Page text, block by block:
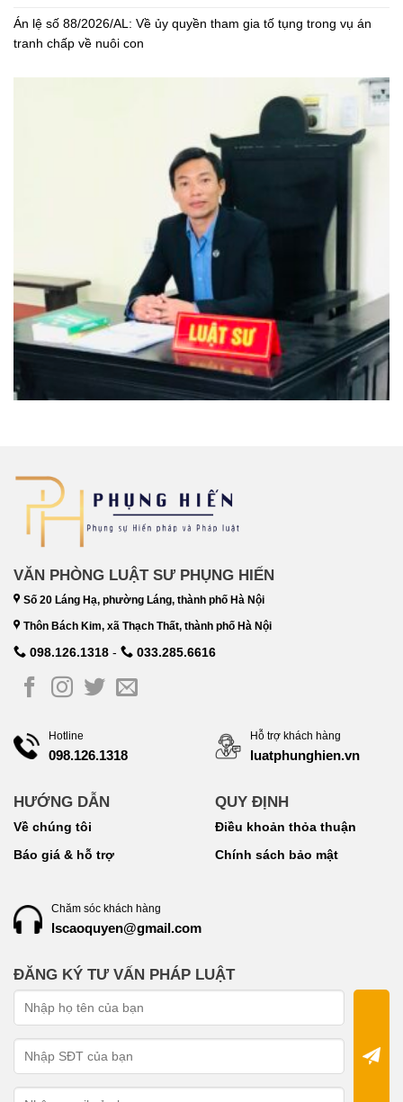
Án lệ số 88/2026/AL: Về ủy quyền tham gia tố tụng trong vụ án
tranh chấp về nuôi con
VĂN PHÒNG LUẬT SƯ PHỤNG HIẾN
Số 20 Láng Hạ, phường Láng, thành phố Hà Nội
Thôn Bách Kim, xã Thạch Thất, thành phố Hà Nội
098.126.1318 - 033.285.6616
Hotline
098.126.1318
HƯỚNG DẪN
Về chúng tôi
Báo giá & hỗ trợ
Hỗ trợ khách hàng
luatphunghien.vn
QUY ĐỊNH
Điều khoản thỏa thuận
Chính sách bảo mật
Chăm sóc khách hàng
lscaoquyen@gmail.com
ĐĂNG KÝ TƯ VẤN PHÁP LUẬT